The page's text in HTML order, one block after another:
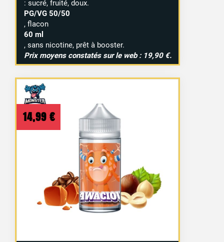
: sucré, fruité, doux.
PG/VG 50/50
, flacon
60 ml
, sans nicotine, prêt à booster.
Prix moyens constatés sur le web : 19,90 €.
14,99 €